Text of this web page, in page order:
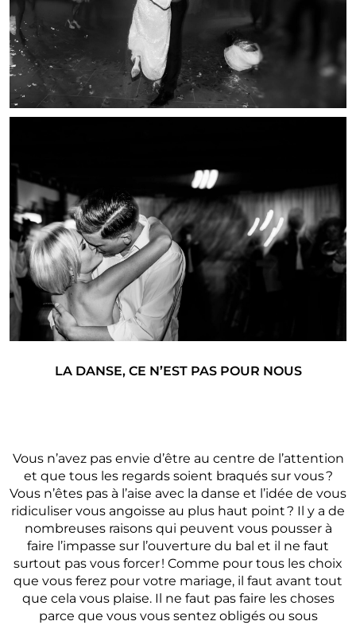
LA DANSE, CE N’EST PAS POUR NOUS
Vous n’avez pas envie d’être au centre de l’attention
et que tous les regards soient braqués sur vous ?
Vous n’êtes pas à l’aise avec la danse et l’idée de vous
ridiculiser vous angoisse au plus haut point ? Il y a de
nombreuses raisons qui peuvent vous pousser à
faire l’impasse sur l’ouverture du bal et il ne faut
surtout pas vous forcer ! Comme pour tous les choix
que vous ferez pour votre mariage, il faut avant tout
que cela vous plaise. Il ne faut pas faire les choses
parce que vous vous sentez obligés ou sous